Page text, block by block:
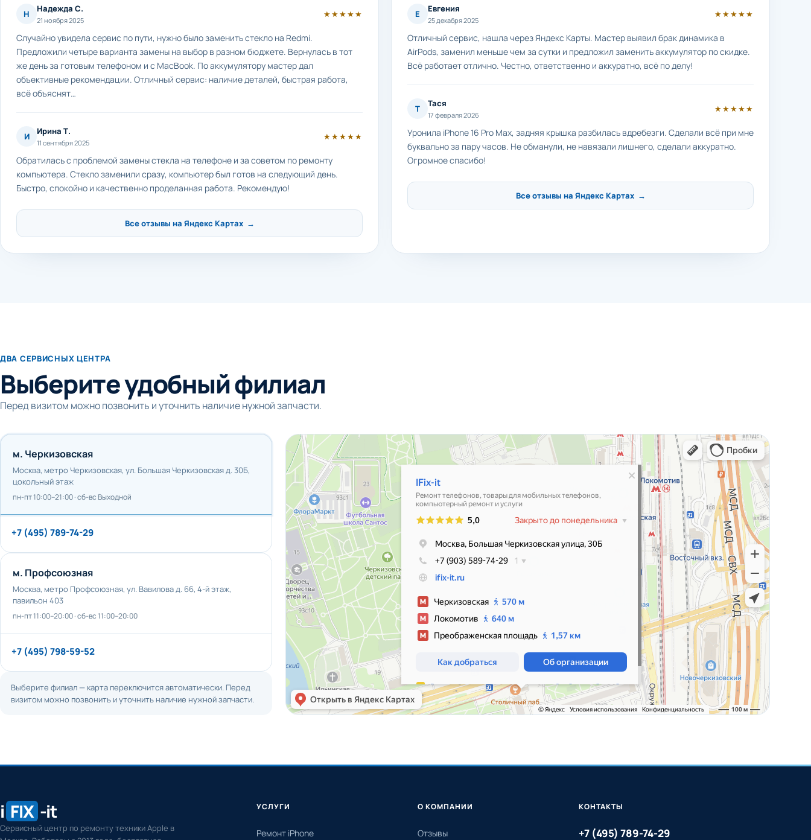
Н Надежда С.
21 ноября 2025
★★★★★
Случайно увидела сервис по пути, нужно было заменить стекло на Redmi.
Предложили четыре варианта замены на выбор в разном бюджете. Вернулась в тот
же день за готовым телефоном и с MacBook. По аккумулятору мастер дал
объективные рекомендации. Отличный сервис: наличие деталей, быстрая работа,
всё объяснят…
И Ирина Т.
11 сентября 2025
★★★★★
Обратилась с проблемой замены стекла на телефоне и за советом по ремонту
компьютера. Стекло заменили сразу, компьютер был готов на следующий день.
Быстро, спокойно и качественно проделанная работа. Рекомендую!
Все отзывы на Яндекс Картах →
Е Евгения
25 декабря 2025
★★★★★
Отличный сервис, нашла через Яндекс Карты. Мастер выявил брак динамика в
AirPods, заменил меньше чем за сутки и предложил заменить аккумулятор по скидке.
Всё работает отлично. Честно, ответственно и аккуратно, всё по делу!
Т Тася
17 февраля 2026
★★★★★
Уронила iPhone 16 Pro Max, задняя крышка разбилась вдребезги. Сделали всё при мне
буквально за пару часов. Не обманули, не навязали лишнего, сделали аккуратно.
Огромное спасибо!
Все отзывы на Яндекс Картах →
ДВА СЕРВИСНЫХ ЦЕНТРА
Выберите удобный филиал
Перед визитом можно позвонить и уточнить наличие нужной запчасти.
м. Черкизовская
Москва, метро Черкизовская, ул. Большая Черкизовская д. 30Б,
цокольный этаж
пн-пт 10:00–21:00 · сб-вс Выходной
+7 (495) 789-74-29
м. Профсоюзная
Москва, метро Профсоюзная, ул. Вавилова д. 66, 4-й этаж,
павильон 403
пн-пт 11:00–20:00 · сб-вс 11:00–20:00
+7 (495) 798-59-52
Выберите филиал — карта переключится автоматически. Перед
визитом можно позвонить и уточнить наличие нужной запчасти.
i FIX -it
Сервисный центр по ремонту техники Apple в
УСЛУГИ
Ремонт iPhone
О КОМПАНИИ
Отзывы
КОНТАКТЫ
+7 (495) 789-74-29